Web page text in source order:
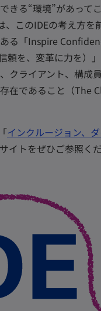
きる“環境”があって
、このIDEの考え方を
る「Inspire
頼を、変革に力を）
クライアント、構成
在であること（The
インクルージョン、
イトをぜひご参照くだ